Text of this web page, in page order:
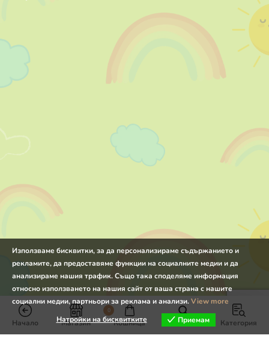
Начало Магазин
0
Кошница Търсене Категория
Използваме бисквитки, за да персонализираме съдържанието и
рекламите, да предоставяме функции на социалните медии и да
анализираме нашия трафик. Също така споделяме информация
относно използването на нашия сайт от ваша страна с нашите
социални медии, партньори за реклама и анализи.View more
Натройки на бисквитките
Приемам
Натройки на бисквитките